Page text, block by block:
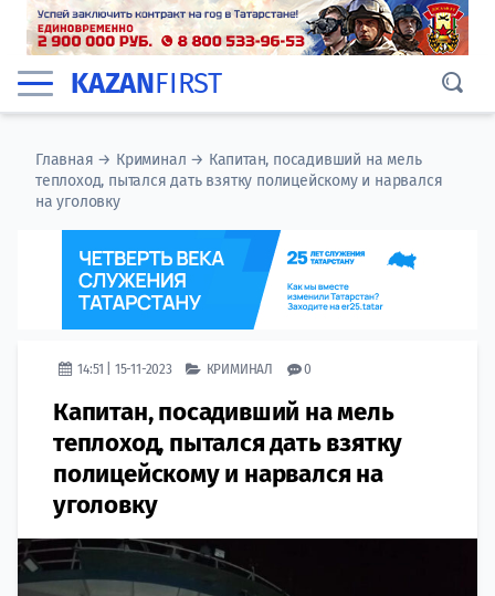
KAZANFIRST
Главная → Криминал → Капитан, посадивший на мель
теплоход, пытался дать взятку полицейскому и нарвался
на уголовку
14:51 | 15-11-2023 КРИМИНАЛ 0
Капитан, посадивший на мель
теплоход, пытался дать взятку
полицейскому и нарвался на
уголовку